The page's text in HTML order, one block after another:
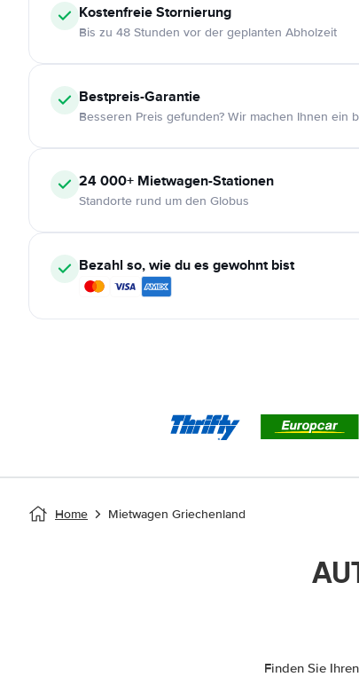
KostenfreieStornierung
Bis zu 48 Stunden vor der geplanten Abholzeit
Bestpreis-Garantie
Besseren Preis gefunden? Wir machen Ihnen ein
24 000+ Mietwagen-Stationen
Standorte rund um den Globus
Bezahl so, wie du es gewohnt bist
Home Mietwagen Griechenland
Finden Sie